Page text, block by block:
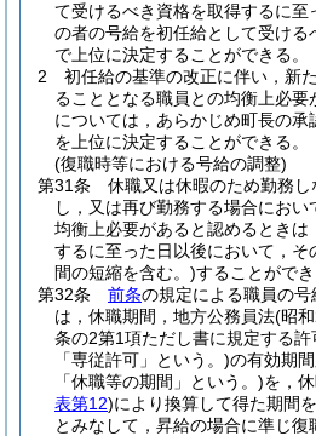
て受けるべき資格を取得するに至
の者の号給を初任給として受ける
で上位に決定することができる。
2
初任給の基準の改正に伴い，新
ることとなる職員との均衡上必要
については，あらかじめ町長の
を上位に決定することができる。
(復職時等における号給の調整)
第31条
休職又は休暇のため勤務
し，又は再び勤務する場合にお
均衡上必要があると認めるときは
するに至った日以後において，そ
間の短縮を含む。)することができ
第32条
前条の規定による職員の
は，休職期間，地方公務員法(昭
条の2第1項ただし書に規定する許
「専従許可」という。)の有効期
「休職等の期間」という。)を，
表第12)により換算して得た期間
とみなして，昇給の場合に準じ